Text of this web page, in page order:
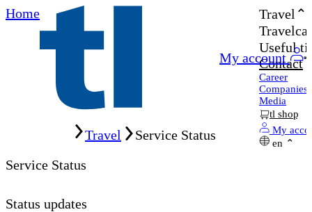
Home
My account
Travel
Useful
Contact
Career
Companies
Media
tl shop
My
en
Travel
Service Status
Service Status
Status updates